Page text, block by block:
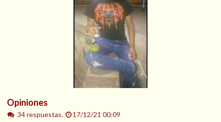
Opiniones
34 respuestas.
17/12/21 00:09